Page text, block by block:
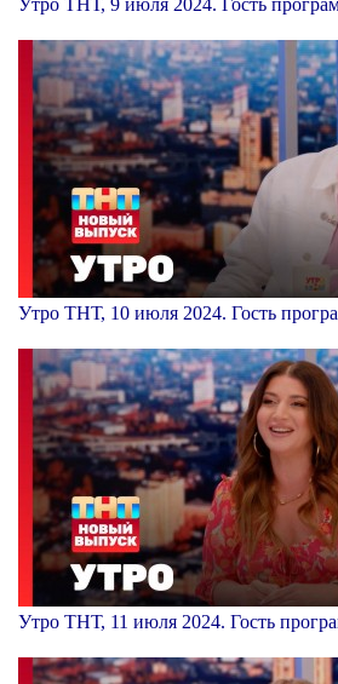
Утро ТНТ, 10 июля 2024. Гость
Утро ТНТ, 11 июля 2024. Гость